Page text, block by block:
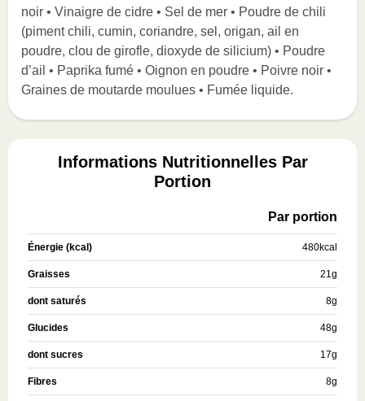
noir • Vinaigre de cidre • Sel de mer • Poudre de chili
(piment chili, cumin, coriandre, sel, origan, ail en
poudre, clou de girofle, dioxyde de silicium) • Poudre
d’ail • Paprika fumé • Oignon en poudre • Poivre noir •
Graines de moutarde moulues • Fumée liquide.
Informations Nutritionnelles Par
Portion
Par portion
Énergie (kcal) 480kcal
Graisses 21g
dont saturés 8g
Glucides 48g
dont sucres 17g
Fibres 8g